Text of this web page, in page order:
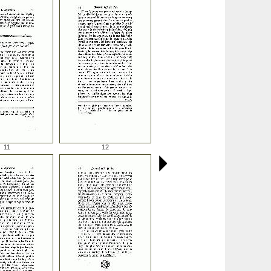
11 12